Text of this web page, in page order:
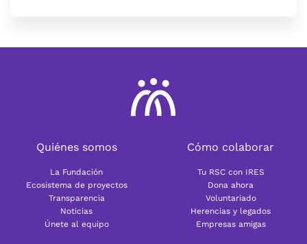
Quiénes somos
La Fundación
Ecosistema de proyectos
Transparencia
Noticias
Únete al equipo
Cómo colaborar
Tu RSC con IRES
Dona ahora
Voluntariado
Herencias y legados
Empresas amigas